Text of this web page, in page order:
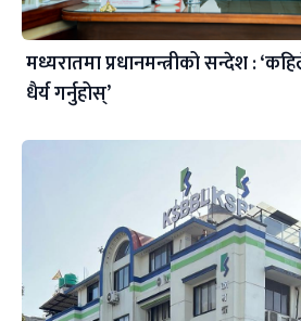
मध्यरातमा प्रधानमन्त्रीको सन्देश :
धैर्य गर्नुहोस्’